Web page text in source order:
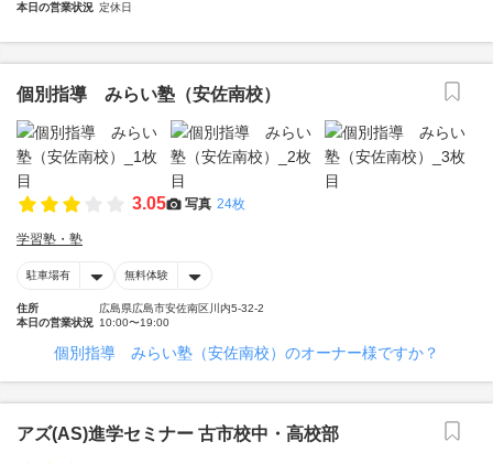
本日の営業状況 定休日
個別指導 みらい塾（安佐南校）
3.05 写真 24枚
学習塾・塾
駐車場有 無料体験
住所
広島県広島市安佐南区川内5-32-2
本日の営業状況 10:00〜19:00
個別指導 みらい塾（安佐南校）のオーナー様ですか？
アズ(AS)進学セミナー 古市校中・高校部